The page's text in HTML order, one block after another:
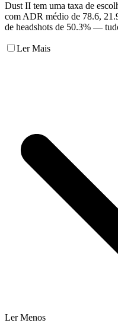
Dust II tem uma taxa de
com ADR médio de 78.6,
de headshots de 50.3% —
Ler Mais
Ler Menos